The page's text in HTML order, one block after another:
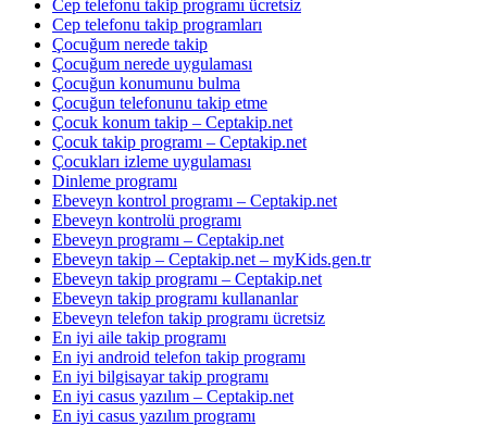
Cep telefonu takip programı ücretsiz
Cep telefonu takip programları
Çocuğum nerede takip
Çocuğum nerede uygulaması
Çocuğun konumunu bulma
Çocuğun telefonunu takip etme
Çocuk konum takip – Ceptakip.net
Çocuk takip programı – Ceptakip.net
Çocukları izleme uygulaması
Dinleme programı
Ebeveyn kontrol programı – Ceptakip.net
Ebeveyn kontrolü programı
Ebeveyn programı – Ceptakip.net
Ebeveyn takip – Ceptakip.net – myKids.gen.tr
Ebeveyn takip programı – Ceptakip.net
Ebeveyn takip programı kullananlar
Ebeveyn telefon takip programı ücretsiz
En iyi aile takip programı
En iyi android telefon takip programı
En iyi bilgisayar takip programı
En iyi casus yazılım – Ceptakip.net
En iyi casus yazılım programı